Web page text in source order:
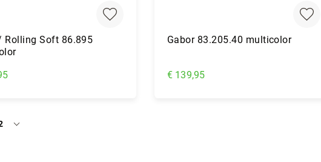
Rolling Soft 86.895
Gabor 83.205.40 multicolor
€ 139,95